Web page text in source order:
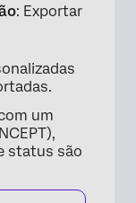
×
: Exportar
um
status são